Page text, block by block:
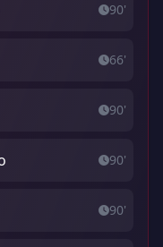
90'
66'
90'
90'
90'